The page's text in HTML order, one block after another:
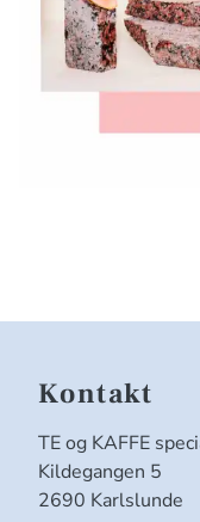
Kontakt
TE og KAFFE
Kildegangen 5
2690 Karlslunde